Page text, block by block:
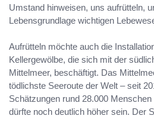
Umstand hinweisen, uns aufrütteln,
Lebensgrundlage wichtigen
Aufrütteln möchte auch die
Kellergewölbe, die sich mit der
Mittelmeer, beschäftigt. Das
tödlichste Seeroute der Welt – seit
Schätzungen rund 28.000
dürfte noch deutlich höher sein. Der